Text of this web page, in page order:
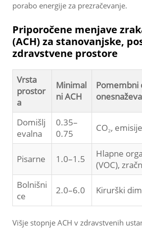
porabo energije za prezračevanje.
Priporočene menjave
(ACH) za stanovanjske,
zdravstvene prostore
Vrsta
prostor
a
Minimal
ni ACH
Pomembni
Domišlj
evalna
0.35–
0.75
CO₂,
Pisarne 1.0–1.5
Hlapne
(VOC),
Bolnišni
ce
2.0–6.0 Kirurški
Višje stopnje ACH v zdravstvenih